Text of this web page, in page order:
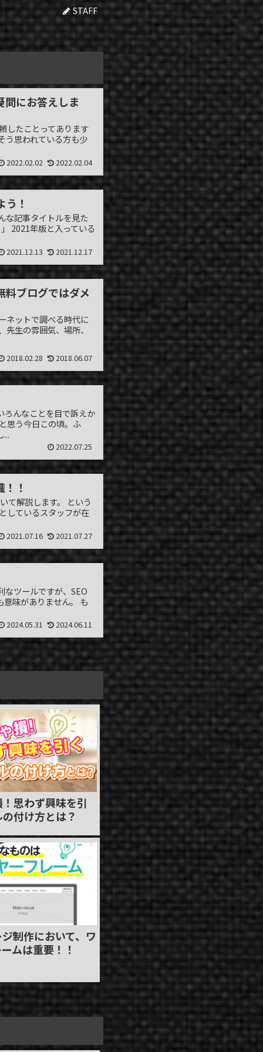
STAFF
問にお答えしま
したことってあります
う思われている方も少
2022.02.02 2022.02.04
！
な記事タイトルを見た
2021年版と入っている
2021.12.13 2021.12.17
料ブログではダメ
ネットで調べる時代に
生の雰囲気、場所、
2018.02.28 2018.06.07
ろんなことを目で訴えか
思う今日この頃。ふ
2022.07.25
！
て解説します。 という
しているスタッフが在
2021.07.16 2021.07.27
なツールですが、SEO
味がありません。 も
2024.05.31 2024.06.11
思わず興味を引
付け方とは？
制作において、ワ
ムは重要！！